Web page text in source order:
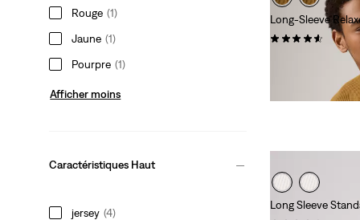
Rouge (1)
Jaune (1)
Pourpre (1)
Afficher moins
Caractéristiques Haut
jersey (4)
Long-Sleeve
(143)
Long Sleeve